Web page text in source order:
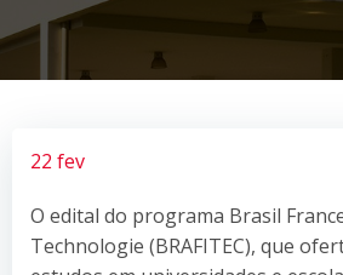
22 fev
O edital do programa Brasil
Technologie (BRAFITEC), que